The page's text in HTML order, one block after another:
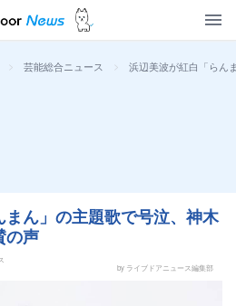
> 芸能総合ニュース > 浜辺美波が紅白「らん
ん」の主題歌で号泣、神木
の声
by ライブドアニュース編集部